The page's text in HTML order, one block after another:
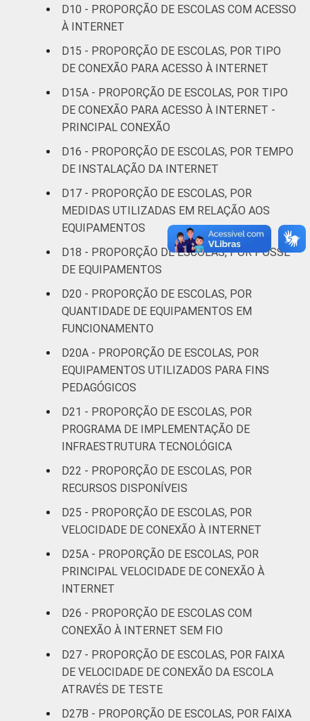
D10 - PROPORÇÃO DE ESCOLAS COM ACESSO
À INTERNET
D15 - PROPORÇÃO DE ESCOLAS, POR TIPO
DE CONEXÃO PARA ACESSO À INTERNET
D15A - PROPORÇÃO DE ESCOLAS, POR TIPO
DE CONEXÃO PARA ACESSO À INTERNET -
PRINCIPAL CONEXÃO
D16 - PROPORÇÃO DE ESCOLAS, POR TEMPO
DE INSTALAÇÃO DA INTERNET
D17 - PROPORÇÃO DE ESCOLAS, POR
MEDIDAS UTILIZADAS EM RELAÇÃO AOS
EQUIPAMENTOS
D18 - PROPORÇÃO DE ESCOLAS, POR POSSE
DE EQUIPAMENTOS
D20 - PROPORÇÃO DE ESCOLAS, POR
QUANTIDADE DE EQUIPAMENTOS EM
FUNCIONAMENTO
D20A - PROPORÇÃO DE ESCOLAS, POR
EQUIPAMENTOS UTILIZADOS PARA FINS
PEDAGÓGICOS
D21 - PROPORÇÃO DE ESCOLAS, POR
PROGRAMA DE IMPLEMENTAÇÃO DE
INFRAESTRUTURA TECNOLÓGICA
D22 - PROPORÇÃO DE ESCOLAS, POR
RECURSOS DISPONÍVEIS
D25 - PROPORÇÃO DE ESCOLAS, POR
VELOCIDADE DE CONEXÃO À INTERNET
D25A - PROPORÇÃO DE ESCOLAS, POR
PRINCIPAL VELOCIDADE DE CONEXÃO À
INTERNET
D26 - PROPORÇÃO DE ESCOLAS COM
CONEXÃO À INTERNET SEM FIO
D27 - PROPORÇÃO DE ESCOLAS, POR FAIXA
DE VELOCIDADE DE CONEXÃO DA ESCOLA
ATRAVÉS DE TESTE
D27B - PROPORÇÃO DE ESCOLAS, POR FAIXA